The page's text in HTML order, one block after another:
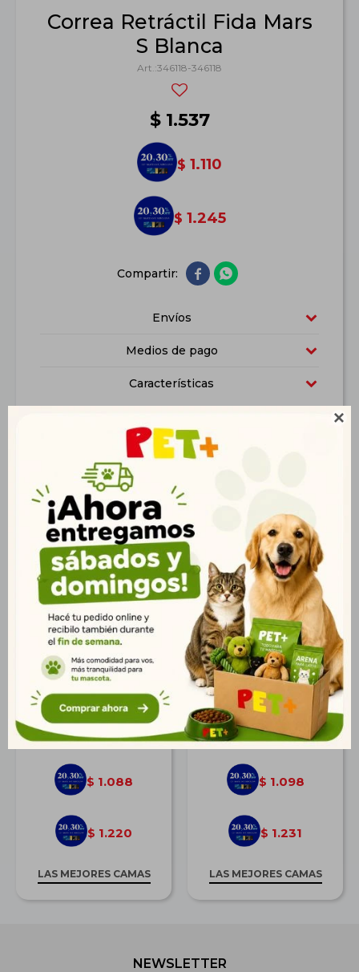

Correa Retráctil Fida Mars
S Blanca
346118-346118
$ 1.537
$ 1.110
$ 1.245
 
Envíos
Medios de pago
Características
Productos que te pueden interesar
Cama con Detalle en
Verde 56*56*17 cm
$ 1.506
$ 1.088
$ 1.220
LAS MEJORES CAMAS
Cama Combinada
65*55*15 cm
1.520
$ 1.098
$ 1.231
LAS MEJORES CAMAS
NEWSLETTER